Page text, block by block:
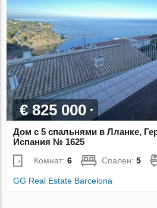
€ 825 000
Дом с 5 спальнями в Лланке,
Испания № 1625
Комнат:6 Спален:5
GG Real Estate Barcelona